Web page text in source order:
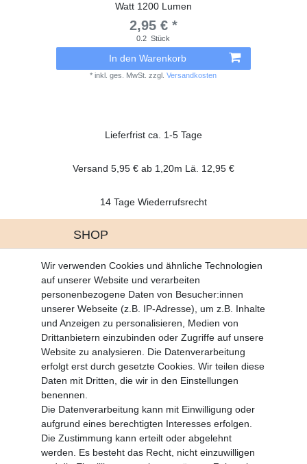
Watt 1200 Lumen
2,95 € *
0.2 Stück
In den Warenkorb
*inkl. ges. MwSt. zzgl.Versandkosten
Lieferfrist ca. 1-5 Tage
Versand 5,95 € ab 1,20m Lä. 12,95 €
14 Tage Wiederrufsrecht
SHOP
Battrerie Gesetz
Fragen und Antworten
Zahlungsarten
MEIN KONTO
Altgeräte Verordnung
Login
Registrieren
Vertrag widerrufen
SERVICE
Wir verwenden Cookies und ähnliche Technologien
auf unserer Website und verarbeiten
personenbezogene Daten von Besucher:innen
unserer Webseite (z.B. IP-Adresse), um z.B. Inhalte
und Anzeigen zu personalisieren, Medien von
Drittanbietern einzubinden oder Zugriffe auf unsere
Website zu analysieren. Die Datenverarbeitung
erfolgt erst durch gesetzte Cookies. Wir teilen diese
Daten mit Dritten, die wir in den Einstellungen
benennen.
Die Datenverarbeitung kann mit Einwilligung oder
aufgrund eines berechtigten Interesses erfolgen.
Die Zustimmung kann erteilt oder abgelehnt
werden. Es besteht das Recht, nicht einzuwilligen